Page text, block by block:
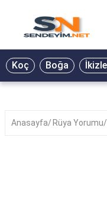
BİYOGRAFİ
GALERİ
Koç Boğa
Anasayfa Rüya Yorumu